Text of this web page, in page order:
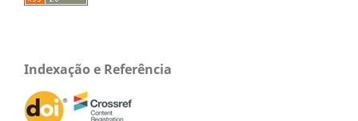
Indexação e Referência